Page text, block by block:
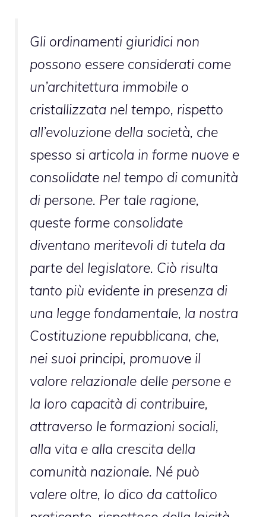
Gli ordinamenti giuridici non
possono essere considerati come
un’architettura immobile o
cristallizzata nel tempo, rispetto
all’evoluzione della società, che
spesso si articola in forme nuove e
consolidate nel tempo di comunità
di persone. Per tale ragione,
queste forme consolidate
diventano meritevoli di tutela da
parte del legislatore. Ciò risulta
tanto più evidente in presenza di
una legge fondamentale, la nostra
Costituzione repubblicana, che,
nei suoi principi, promuove il
valore relazionale delle persone e
la loro capacità di contribuire,
attraverso le formazioni sociali,
alla vita e alla crescita della
comunità nazionale. Né può
valere oltre, lo dico da cattolico